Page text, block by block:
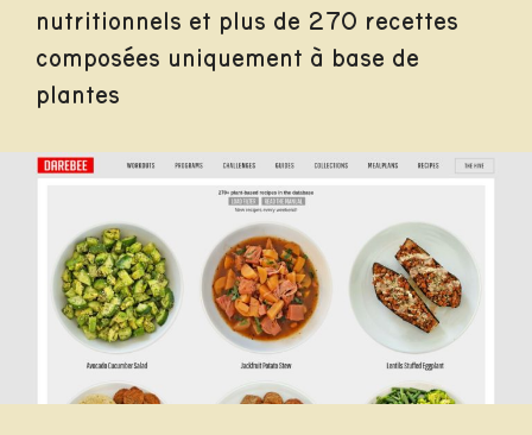
nutritionnels et plus de 270 recettes
composées uniquement à base de
plantes